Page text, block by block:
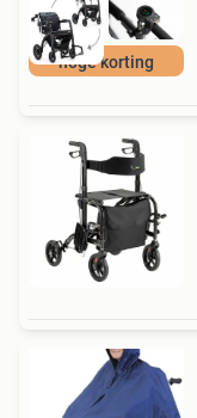
hoge korting